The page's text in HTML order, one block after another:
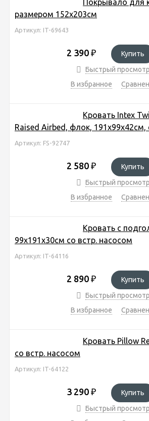
Покрывало для
размером 152х203см
Артикул: IT-69643
2 390 ₽
Купить
Быстрый просмотр
В избранное
Кровать Intex
Raised Airbed, флок, 191х99х42см,
Артикул: FS-92747
2 580 ₽
Купить
Быстрый просмотр
В избранное
Кровать с
99х191х30см со встр. насосом
Артикул: IT-64116
2 890 ₽
Купить
Быстрый просмотр
В избранное
Кровать Pillow
со встр. насосом
Артикул: IT-64122
3 290 ₽
Купить
Быстрый просмотр